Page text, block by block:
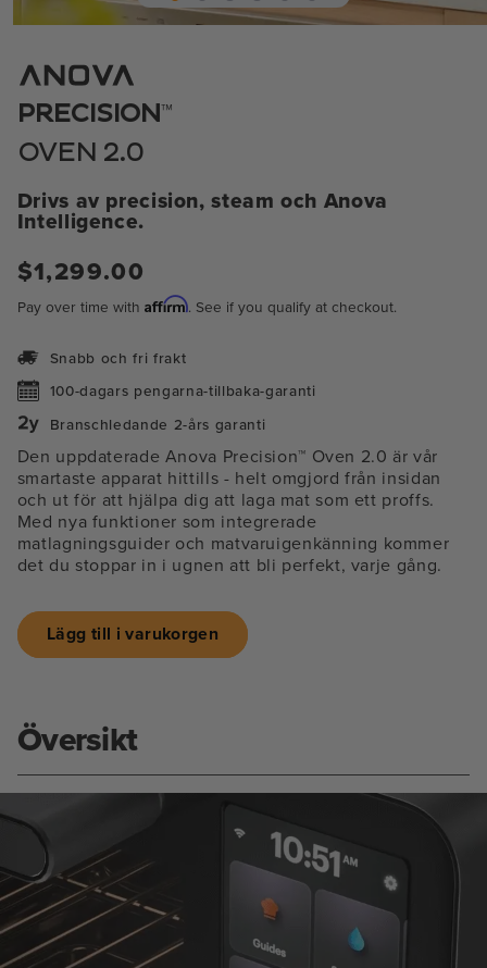
PRECISION™
OVEN 2.0
Drivs av precision, steam och Anova
Intelligence.
Regular
$1,299.00
Pay over time with Affirm. See if you qualify at checkout.
Snabb och fri frakt
100-dagars pengarna-tillbaka-garanti
Branschledande 2-års garanti
Den uppdaterade Anova Precision™ Oven 2.0 är vår
smartaste apparat hittills - helt omgjord från insidan
och ut för att hjälpa dig att laga mat som ett proffs.
Med nya funktioner som integrerade
matlagningsguider och matvaruigenkänning kommer
det du stoppar in i ugnen att bli perfekt, varje gång.
Lägg till i varukorgen
Översikt